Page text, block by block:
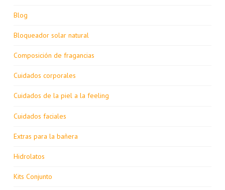
Blog
Bloqueador solar natural
Composición de fragancias
Cuidados corporales
Cuidados de la piel a la feeling
Cuidados faciales
Extras para la bañera
Hidrolatos
Kits Conjunto